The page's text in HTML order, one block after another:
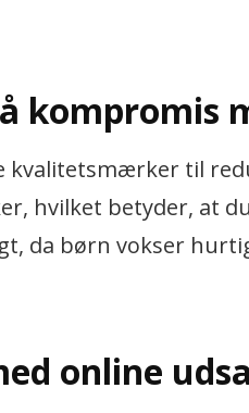
kompromis
kvalitetsmærker til
hvilket betyder, at
da børn vokser
online